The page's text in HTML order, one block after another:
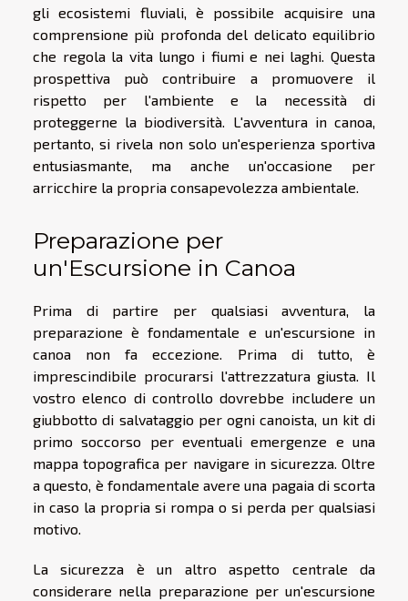
gli ecosistemi fluviali, è possibile acquisire una
comprensione più profonda del delicato equilibrio
che regola la vita lungo i fiumi e nei laghi. Questa
prospettiva può contribuire a promuovere il
rispetto per l'ambiente e la necessità di
proteggerne la biodiversità. L'avventura in canoa,
pertanto, si rivela non solo un'esperienza sportiva
entusiasmante, ma anche un'occasione per
arricchire la propria consapevolezza ambientale.
Preparazione per
un'Escursione in Canoa
Prima di partire per qualsiasi avventura, la
preparazione è fondamentale e un'escursione in
canoa non fa eccezione. Prima di tutto, è
imprescindibile procurarsi l'attrezzatura giusta. Il
vostro elenco di controllo dovrebbe includere un
giubbotto di salvataggio per ogni canoista, un kit di
primo soccorso per eventuali emergenze e una
mappa topografica per navigare in sicurezza. Oltre
a questo, è fondamentale avere una pagaia di scorta
in caso la propria si rompa o si perda per qualsiasi
motivo.
La sicurezza è un altro aspetto centrale da
considerare nella preparazione per un'escursione